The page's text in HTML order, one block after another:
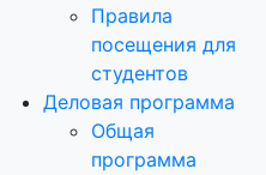
Правила
посещения для
студентов
Деловая программа
Общая
программа